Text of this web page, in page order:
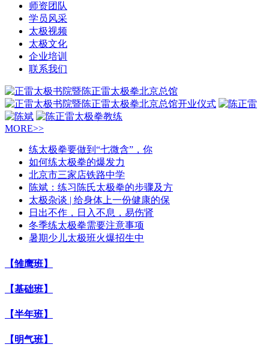
师资团队
学员风采
太极视频
太极文化
企业培训
联系我们
MORE>>
练太极拳要做到“七微含”，你
如何练太极拳的爆发力
北京市三家店铁路中学
陈斌：练习陈氏太极拳的步骤及方
太极杂谈 | 给身体上一份健康的保
日出不作，日入不息，易伤肾
冬季练太极拳需要注意事项
暑期少儿太极班火爆招生中
【雏鹰班】
【基础班】
【半年班】
【明气班】